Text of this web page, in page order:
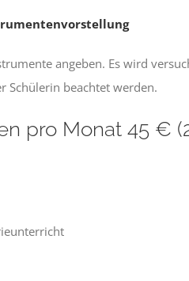
angeben. Es wird
Schülerin beachtet werden.
pro Monat 45 €